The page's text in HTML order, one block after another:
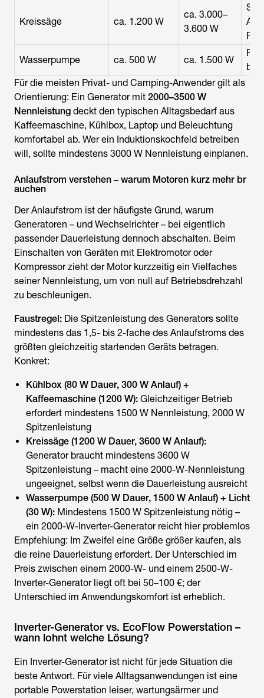
Kreissäge ca. 1.200 W
ca. 3.000–
3.600 W
Wasserpumpe ca. 500 W ca. 1.500 W
Für die meisten Privat- und Camping-Anwender gilt als
Orientierung: Ein Generator mit 2000–3500 W
Nennleistung deckt den typischen Alltagsbedarf aus
Kaffeemaschine, Kühlbox, Laptop und Beleuchtung
komfortabel ab. Wer ein Induktionskochfeld betreiben
will, sollte mindestens 3000 W Nennleistung einplanen.
Anlaufstrom verstehen – warum Motoren kurz mehr br
auchen
Der Anlaufstrom ist der häufigste Grund, warum
Generatoren – und Wechselrichter – bei eigentlich
passender Dauerleistung dennoch abschalten. Beim
Einschalten von Geräten mit Elektromotor oder
Kompressor zieht der Motor kurzzeitig ein Vielfaches
seiner Nennleistung, um von null auf Betriebsdrehzahl
zu beschleunigen.
Faustregel: Die Spitzenleistung des Generators sollte
mindestens das 1,5- bis 2-fache des Anlaufstroms des
größten gleichzeitig startenden Geräts betragen.
Konkret:
Kühlbox (80 W Dauer, 300 W Anlauf) +
Kaffeemaschine (1200 W): Gleichzeitiger Betrieb
erfordert mindestens 1500 W Nennleistung, 2000 W
Spitzenleistung
Kreissäge (1200 W Dauer, 3600 W Anlauf):
Generator braucht mindestens 3600 W
Spitzenleistung – macht eine 2000-W-Nennleistung
ungeeignet, selbst wenn die Dauerleistung ausreicht
Wasserpumpe (500 W Dauer, 1500 W Anlauf) + Licht
(30 W): Mindestens 1500 W Spitzenleistung nötig –
ein 2000-W-Inverter-Generator reicht hier problemlos
Empfehlung: Im Zweifel eine Größe größer kaufen, als
die reine Dauerleistung erfordert. Der Unterschied im
Preis zwischen einem 2000-W- und einem 2500-W-
Inverter-Generator liegt oft bei 50–100 €; der
Unterschied im Anwendungskomfort ist erheblich.
Inverter-Generator vs. EcoFlow Powerstation –
wann lohnt welche Lösung?
Ein Inverter-Generator ist nicht für jede Situation die
beste Antwort. Für viele Alltagsanwendungen ist eine
portable Powerstation leiser, wartungsärmer und